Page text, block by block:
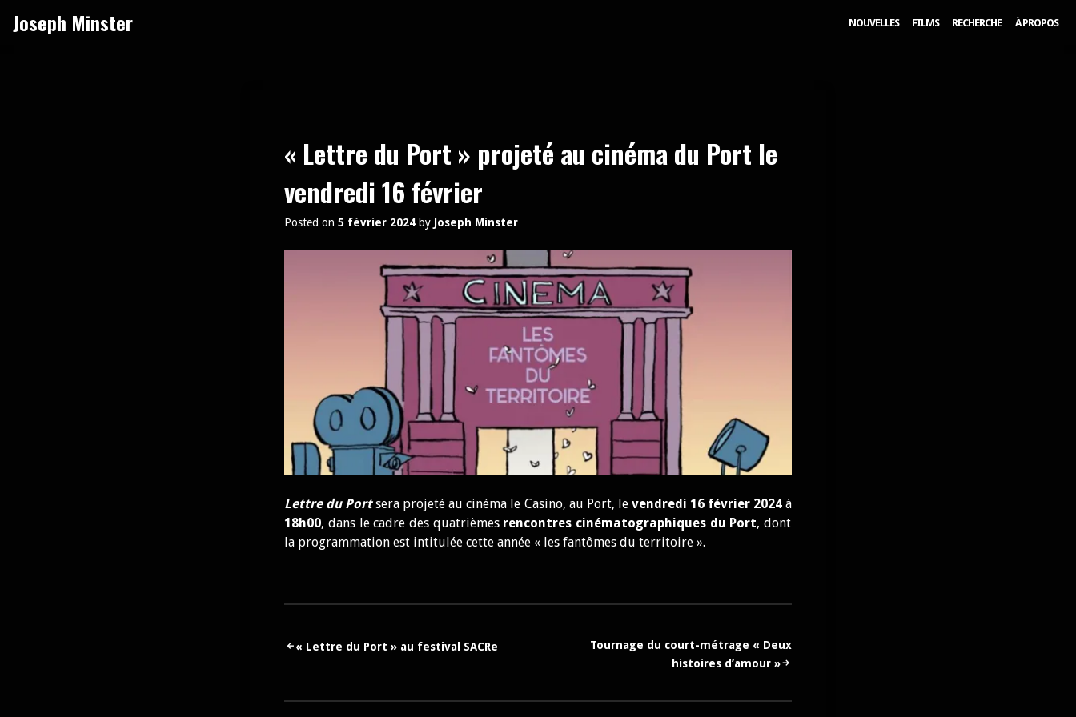
toJoseph Minster NOUVELLES FILMS RECHERCHE À PROPOS
« Lettre du Port » projeté au cinéma du Port le
vendredi 16 février
Posted on5 février 2024 by Joseph Minster
Lettre du Portsera projeté au cinéma le Casino, au Port, le vendredi 16 février 2024 à
18h00, dans le cadre des quatrièmes rencontres cinématographiques du Port, dont
la programmation est intitulée cette année « les fantômes du territoire ».
Navigation
l’article
« Lettre du Port » au festival SACRe
Tournage du court-métrage « Deux
histoires d’amour »